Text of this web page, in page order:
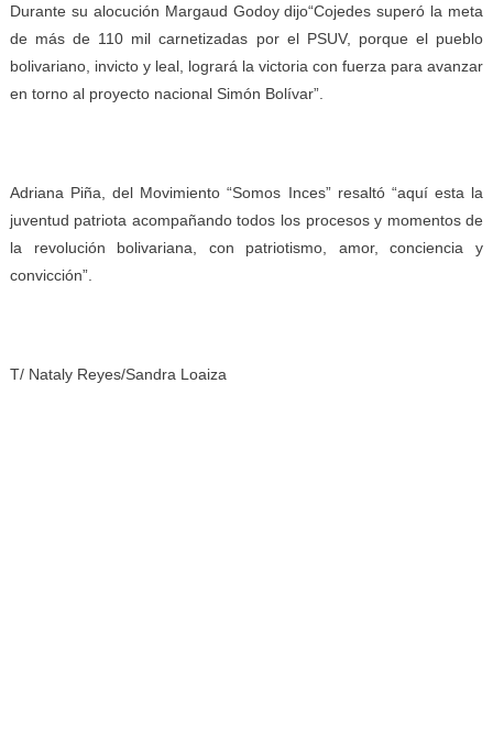
Durante su alocución Margaud Godoy dijo“Cojedes superó la meta
de más de 110 mil carnetizadas por el PSUV, porque el pueblo
bolivariano, invicto y leal, logrará la victoria con fuerza para avanzar
en torno al proyecto nacional Simón Bolívar”.
Adriana Piña, del Movimiento “Somos Inces” resaltó “aquí esta la
juventud patriota acompañando todos los procesos y momentos de
la revolución bolivariana, con patriotismo, amor, conciencia y
convicción”.
T/ Nataly Reyes/Sandra Loaiza